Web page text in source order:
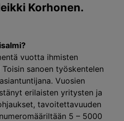
Korhonen.
vuotta ihmisten
sanoen työskentelen
Vuosien
erilaisten yritysten ja
tavoitettavuuden
5 – 5000